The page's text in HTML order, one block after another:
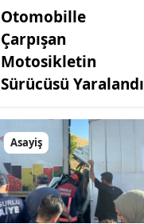
Otomobille
Çarpışan
Motosikletin
Sürücüsü Yaralandı
Asayiş